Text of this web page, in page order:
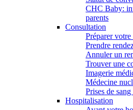
CHC Baby:
parents
Consultation
Préparer
Prendre
Annuler un
Trouver une
Imagerie
Médecine
Prises de
Hospitalisation